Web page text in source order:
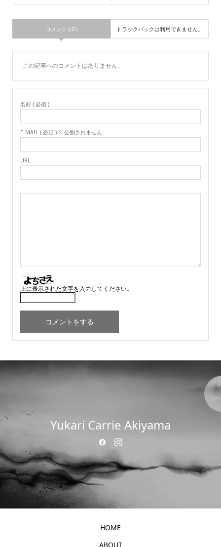
コメント ( 0 ) トラックバックは利用できません。
この記事へのコメントはありません。
名前 ( 必須 )
E-MAIL ( 必須 ) ※ 公開されません
URL
上に表示された文字を入力してください。
Yukari Carrie Akiyama
HOME
ABOUT